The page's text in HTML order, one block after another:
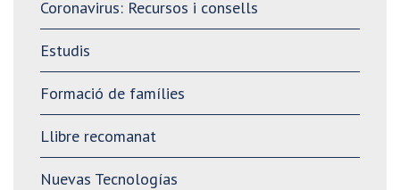
Coronavirus: Recursos i consells
Estudis
Formació de famílies
Llibre recomanat
Nuevas Tecnologías